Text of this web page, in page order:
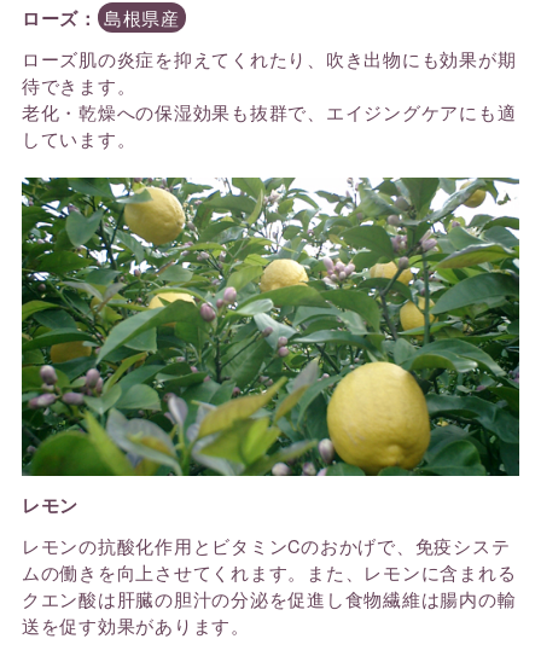
ローズ： 島根県産
ローズ肌の炎症を抑えてくれたり、吹き出物にも効果が期
待できます。
老化・乾燥への保湿効果も抜群で、エイジングケアにも適
しています。
レモン
レモンの抗酸化作用とビタミンCのおかげで、免疫システ
ムの働きを向上させてくれます。また、レモンに含まれる
クエン酸は肝臓の胆汁の分泌を促進し食物繊維は腸内の輸
送を促す効果があります。